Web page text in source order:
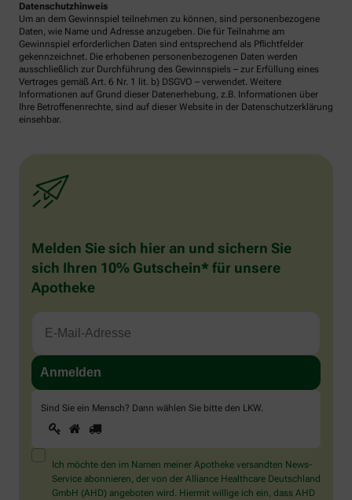
Datenschutzhinweis
Um an dem Gewinnspiel teilnehmen zu können, sind personenbezogene
Daten, wie Name und Adresse anzugeben. Die für Teilnahme am
Gewinnspiel erforderlichen Daten sind entsprechend als Pflichtfelder
gekennzeichnet. Die erhobenen personenbezogenen Daten werden
ausschließlich zur Durchführung des Gewinnspiels – zur Erfüllung eines
Vertrages gemäß Art. 6 Nr. 1 lit. b) DSGVO – verwendet. Weitere
Informationen auf Grund dieser Datenerhebung, z.B. Informationen über
Ihre Betroffenenrechte, sind auf dieser Website in der Datenschutzerklärung
einsehbar.
Melden Sie sich hier an und sichern Sie
sich Ihren 10% Gutschein* für unsere
Apotheke
Sind Sie ein Mensch? Dann wählen Sie bitte den LKW.
Sind
Sie
ein
Mensch?
Dann
wählen
1 2
Ich möchte den im Namen meiner Apotheke versandten News-
Service abonnieren, der von der Alliance Healthcare Deutschland
GmbH (AHD) angeboten wird. Hiermit willige ich ein, dass AHD